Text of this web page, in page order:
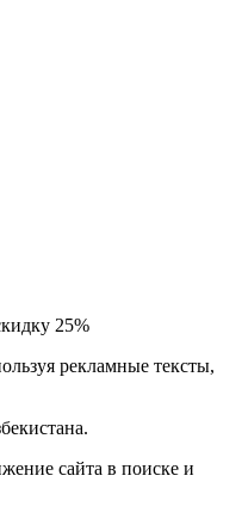
25%
рекламные тексты,
сайта в поиске и